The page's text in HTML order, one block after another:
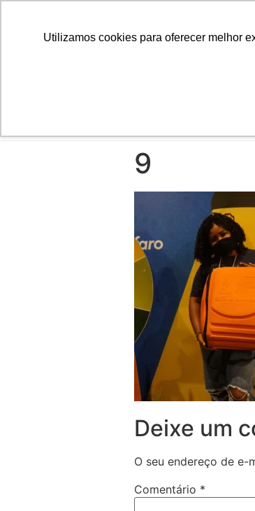
Utilizamos cookies para oferecer melhor
9
Deixe um
O seu endereço de e-
Comentário *